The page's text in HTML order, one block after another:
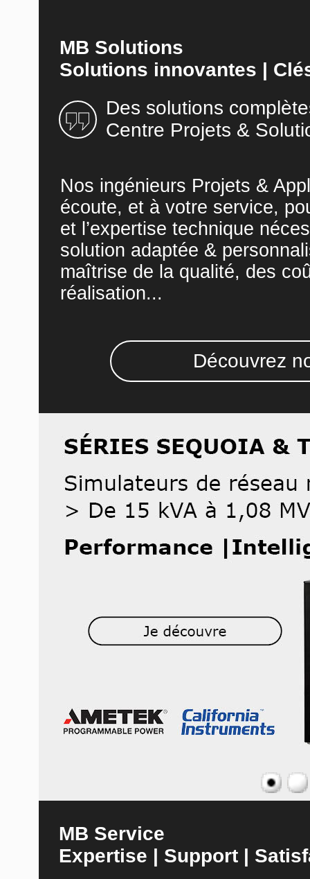
MB Solutions
Solutions innovantes |
Des solutions
Centre Projets &
Nos ingénieurs Projets &
écoute, et à votre service,
et l’expertise technique
solution adaptée &
maîtrise de la qualité, des
réalisation...
Découvrez
MB Service
Expertise | Support |